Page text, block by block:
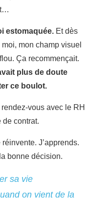
estomaquée.Et dès
mon champ visuel
Ça recommençait.
avait plus de doute
ce boulot.
vous avec le RH
de contrat.
J’apprends.
bonne décision.
sa vie
on vient de la